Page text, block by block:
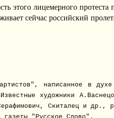
лицемерного протеста
сейчас российский
написанное в
художники
Скиталец и